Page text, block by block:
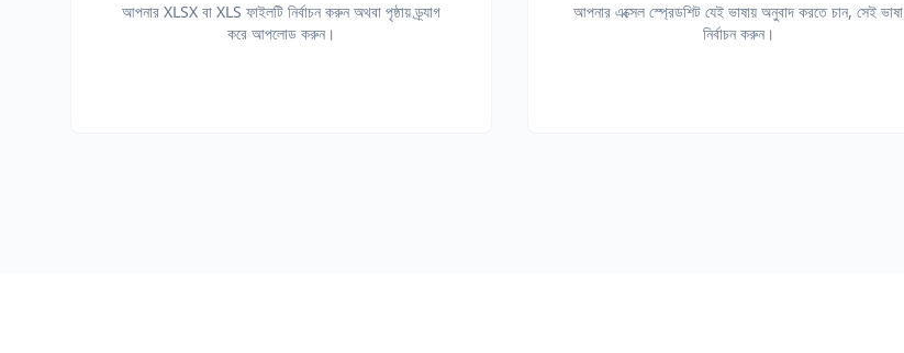
আপনার XLSX বা XLS ফাইলটি নির্বাচন করুন অথবা পৃষ্ঠায় ড্র্যাগ
করে আপলোড করুন।
আপনার এক্সেল স্প্রেডশিট যেই ভাষায় অনুবাদ করতে চান, সেই ভাষা
নির্বাচন করুন।